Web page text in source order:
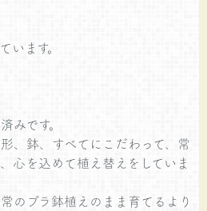
います。
みです。
、鉢、すべてにこだわって、常
心を込めて植え替えをしていま
のプラ鉢植えのまま育てるより